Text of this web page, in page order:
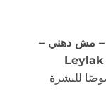
مش دهني –
للبشرة